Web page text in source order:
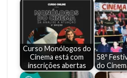
Curso Monólogos do
Cinema está com
inscrições abertas
58º
do